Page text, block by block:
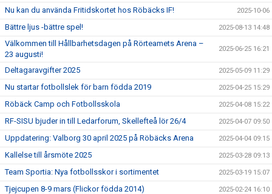
Nu kan du använda Fritidskortet hos Röbäcks IF! 2025-10-06
Bättre ljus -bättre spel! 2025-08-13 14:48
Välkommen till Hållbarhetsdagen på Rörteamets Arena –
23 augusti!
2025-06-25 16:21
Deltagaravgifter 2025 2025-05-09 11:29
Nu startar fotbollslek för barn födda 2019 2025-04-25 15:29
Röbäck Camp och Fotbollsskola 2025-04-08 15:22
RF-SISU bjuder in till Ledarforum, Skellefteå lör 26/4 2025-04-07 09:50
Uppdatering: Valborg 30 april 2025 på Röbäcks Arena 2025-04-04 09:15
Kallelse till årsmöte 2025 2025-03-28 09:13
Team Sportia: Nya fotbollsskor i sortimentet 2025-03-19 15:07
Tjejcupen 8-9 mars (Flickor födda 2014) 2025-02-24 16:10